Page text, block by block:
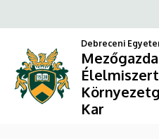
tevékenység-
Agrokémiai
és
a
Debreceni
Kar